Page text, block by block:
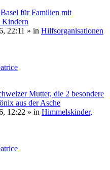
für Familien mit
Kindern
22:11 » in Hilfsorganisationen
Mutter, die 2 besondere
aus der Asche
12:22 » in Himmelskinder,